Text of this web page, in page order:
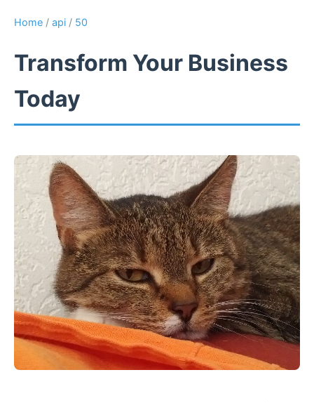
Home / api / 50
Transform Your Business
Today